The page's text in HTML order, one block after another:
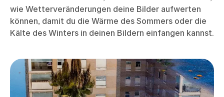
wie Wetterveränderungen deine Bilder aufwerten
können, damit du die Wärme des Sommers oder die
Kälte des Winters in deinen Bildern einfangen kannst.